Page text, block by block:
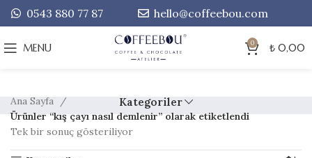
0543 880 77 87 hello@coffeebou.com
MENU 0 ₺ 0,00
Kategoriler
Ana Sayfa
Ürünler “kış çayı nasıl demlenir” olarak etiketlendi
Tek bir sonuç gösteriliyor